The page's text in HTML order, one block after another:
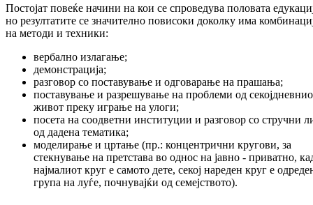
Постојат повеќе начини на кои се спроведува половата
но резултатите се значително повисоки доколку има
на методи и техники:
вербално излагање;
демонстрација;
разговор со поставување и одговарање на прашања;
поставување и разрешување на проблеми од
живот преку играње на улоги;
посета на соодветни институции и разговор со стручни
од дадена тематика;
моделирање и цртање (пр.: концентрични кругови, за
стекнување на претстава во однос на јавно - приватно,
најмалиот круг е самото дете, секој нареден круг е
група на луѓе, почнувајќи од семејството).